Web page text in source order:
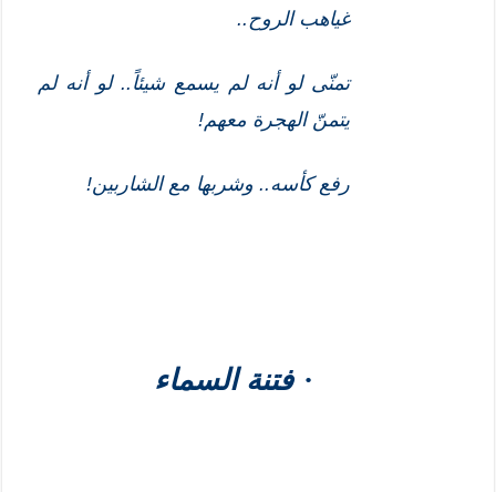
غياهب الروح..
تمنّى لو أنه لم يسمع شيئاً.. لو أنه لم
يتمنّ الهجرة معهم!
رفع كأسه.. وشربها مع الشاربين!
· فتنة السماء